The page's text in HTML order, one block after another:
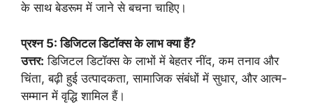
के साथ बेडरूम में जाने से बचना चाहिए।
प्रश्न 5: डिजिटल डिटॉक्स के लाभ क्या हैं?
उत्तर: डिजिटल डिटॉक्स के लाभों में बेहतर नींद, कम तनाव और
चिंता, बढ़ी हुई उत्पादकता, सामाजिक संबंधों में सुधार, और आत्म-
सम्मान में वृद्धि शामिल हैं।